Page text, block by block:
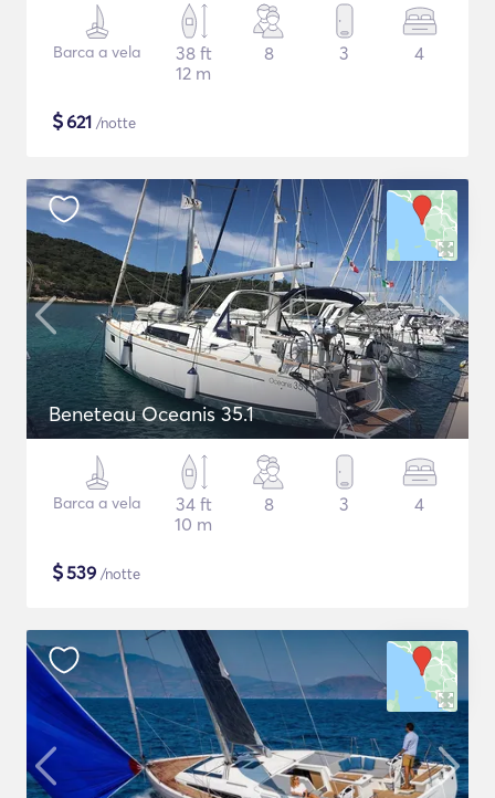
Barca a vela
38 ft
12 m
8 3 4
$621 /notte
Beneteau Oceanis 35.1
Barca a vela
34 ft
10 m
8 3 4
$539 /notte